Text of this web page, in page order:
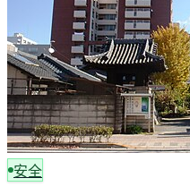
安全